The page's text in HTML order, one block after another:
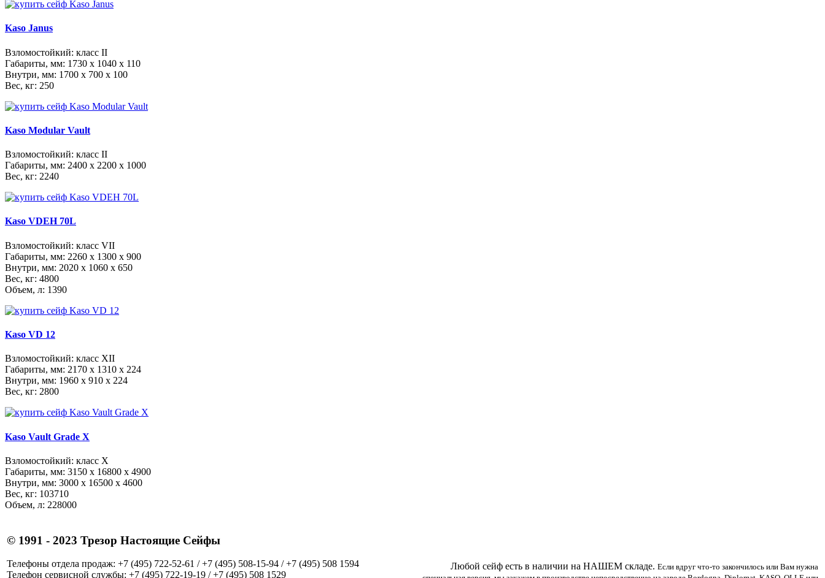
Kaso Janus
Взломостойкий: класс II
Габариты, мм: 1730 x 1040 x 110
Внутри, мм: 1700 x 700 x 100
Вес, кг: 250
Kaso Modular Vault
Взломостойкий: класс II
Габариты, мм: 2400 x 2200 x 1000
Вес, кг: 2240
Kaso VDEH 70L
Взломостойкий: класс VII
Габариты, мм: 2260 x 1300 x 900
Внутри, мм: 2020 x 1060 x 650
Вес, кг: 4800
Объем, л: 1390
Kaso VD 12
Взломостойкий: класс XII
Габариты, мм: 2170 x 1310 x 224
Внутри, мм: 1960 x 910 x 224
Вес, кг: 2800
Kaso Vault Grade X
Взломостойкий: класс X
Габариты, мм: 3150 x 16800 x 4900
Внутри, мм: 3000 x 16500 x 4600
Вес, кг: 103710
Объем, л: 228000
© 1991 - 2023 Трезор Настоящие Сейфы
Телефоны отдела продаж: +7 (495) 722-52-61 / +7 (495) 508-15-94 / +7 (495) 508 1594
Телефон сервисной службы: +7 (495) 722-19-19 / +7 (495) 508 1529
Любой сейф есть в наличии на НАШЕМ складе. Если вдруг что-то закончилось или Вам нужна